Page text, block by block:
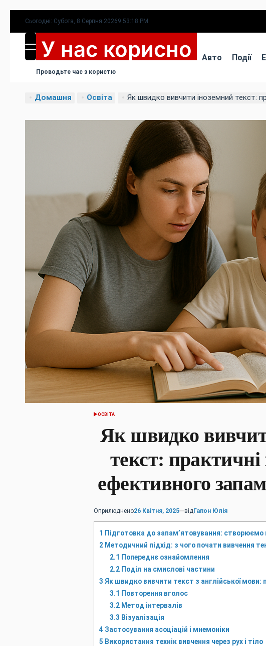
Перейти
до
вмісту
Сьогодні: Субота, 8 Серпня 20269:53:20 PM
МЕНЮУ нас корисно
Проводьте час з користю
Авто Події
Домашня Освіта Як швидко вивчити іноземний текст: практичні
ОПУБЛІКУВАТИ
ОСВІТА
Як швидко
текст:
ефективного
Оприлюднено26 Квітня, 2025 відГапон Юлія
1 Підготовка до запам’ятовування:
2 Методичний підхід: з чого почати вивчення
2.1 Попереднє ознайомлення
2.2Поділ на смислові частини
3 Як швидко вивчити текст з англійської мови:
3.1 Повторення вголос
3.2Метод інтервалів
3.3 Візуалізація
4 Застосування асоціацій і мнемоніки
5 Використання технік вивчення через рух і тіло